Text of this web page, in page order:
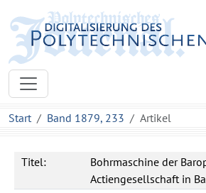
Start Band 1879, 233 Artikel
Titel:
Bohrmaschine der
Actiengesellschaft in